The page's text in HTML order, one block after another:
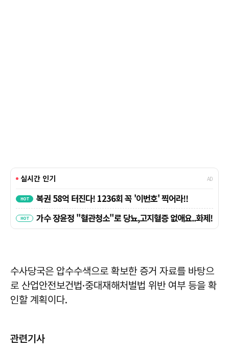
수사당국은 압수수색으로 확보한 증거 자료를 바탕으
로 산업안전보건법·중대재해처벌법 위반 여부 등을 확
인할 계획이다.
관련기사